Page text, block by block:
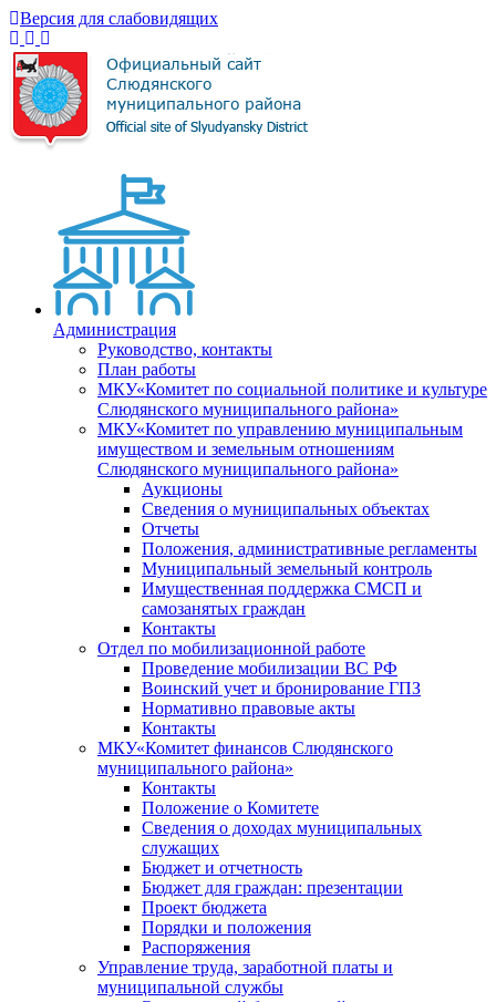
Версия для слабовидящих
Администрация
Руководство, контакты
План работы
МКУ«Комитет по социальной политике и культуре
Слюдянского муниципального района»
МКУ«Комитет по управлению муниципальным
имуществом и земельным отношениям
Слюдянского муниципального района»
Аукционы
Сведения о муниципальных объектах
Отчеты
Положения, административные регламенты
Муниципальный земельный контроль
Имущественная поддержка СМСП и
самозанятых граждан
Контакты
Отдел по мобилизационной работе
Проведение мобилизации ВС РФ
Воинский учет и бронирование ГПЗ
Нормативно правовые акты
Контакты
МКУ«Комитет финансов Слюдянского
муниципального района»
Контакты
Положение о Комитете
Сведения о доходах муниципальных
служащих
Бюджет и отчетность
Бюджет для граждан: презентации
Проект бюджета
Порядки и положения
Распоряжения
Управление труда, заработной платы и
муниципальной службы